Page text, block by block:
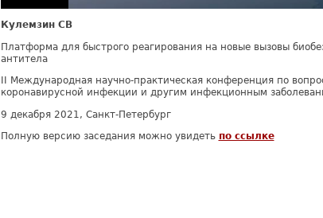
Кулемзин СВ
Платформа для быстрого реагирования на новые вызовы
антитела
II Международная научно-практическая конференция по
коронавирусной инфекции и другим инфекционным
9 декабря 2021, Санкт-Петербург
Полную версию заседания можно увидеть по ссылке